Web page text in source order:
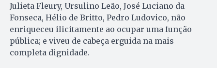
Julieta Fleury, Ursulino Leão, José Luciano da
Fonseca, Hélio de Britto, Pedro Ludovico, não
enriqueceu ilicitamente ao ocupar uma função
pública; e viveu de cabeça erguida na mais
completa dignidade.